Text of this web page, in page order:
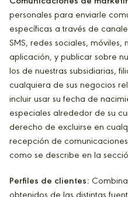
personales para enviarle
específicas a través de
SMS, redes sociales,
aplicación, y publicar sobre
los de nuestras subsidiarias,
cualquiera de sus negocios
incluir usar su fecha de
especiales alrededor de su
derecho de excluirse en
recepción de
como se describe en la
Perfiles de clientes: